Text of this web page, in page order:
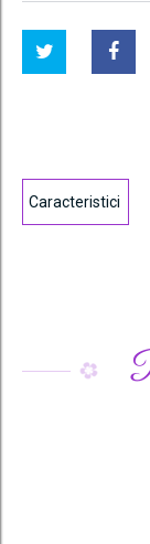
Caracteristici